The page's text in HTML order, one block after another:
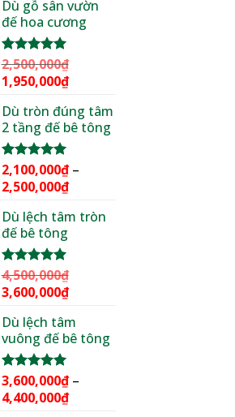
là:
3,000,000₫.
tại
là:
Dù gỗ sân vườn
đế hoa cương
Được xếp
hạng5.00
5 sao
2,500,000₫
Giá
là:
2,500,000₫.
1,950,000₫Giá
tại
là:
Dù tròn đúng tâm
2 tầng đế bê tông
Được xếp
hạng5.00
5 sao
2,100,000₫ –
2,500,000₫Khoảng
từ
2,500,000₫
Dù lệch tâm tròn
đế bê tông
Được xếp
hạng5.00
5 sao
4,500,000₫
Giá
là:
4,500,000₫.
3,600,000₫Giá
tại
là:
Dù lệch tâm
vuông đế bê tông
Được xếp
hạng5.00
5 sao
3,600,000₫ –
4,400,000₫Khoảng